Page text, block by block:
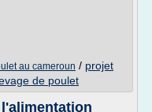
au cameroun / projet
de poulet